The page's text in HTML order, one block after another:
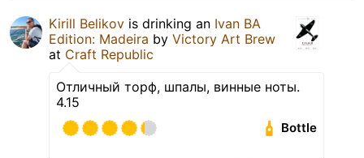
Kirill Belikov is drinking an Ivan BA
Edition: Madeira by Victory Art Brew
at Craft Republic
Отличный торф, шпалы, винные ноты.
4.15
Bottle